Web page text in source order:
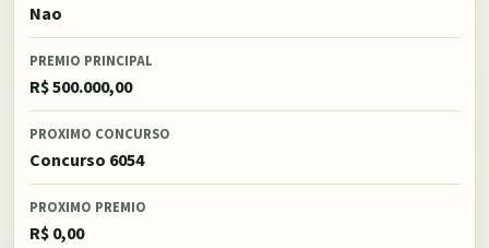
Nao
PREMIO PRINCIPAL
R$ 500.000,00
PROXIMO CONCURSO
Concurso 6054
PROXIMO PREMIO
R$ 0,00